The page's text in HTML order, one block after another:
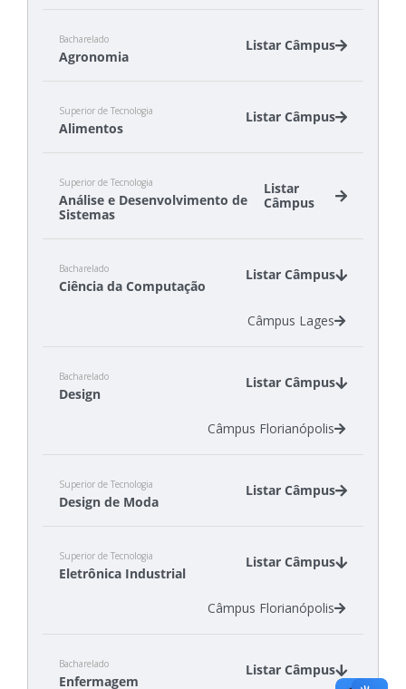
Bacharelado
Agronomia
Listar Câmpus
Câmpus São Miguel do Oeste
Superior de Tecnologia
Alimentos
Listar Câmpus
Câmpus São Miguel do Oeste
Superior de Tecnologia
Análise e Desenvolvimento de
Sistemas
Listar
Câmpus
Câmpus Gaspar
Câmpus Tubarão
Bacharelado
Ciência da Computação
Listar Câmpus
Câmpus Lages
Bacharelado
Design
Listar Câmpus
Câmpus Florianópolis
Superior de Tecnologia
Design de Moda
Listar Câmpus
Câmpus Gaspar
Câmpus Jaraguá do Sul - Centro
Superior de Tecnologia
Eletrônica Industrial
Listar Câmpus
Câmpus Florianópolis
Bacharelado
Enfermagem
Listar Câmpus